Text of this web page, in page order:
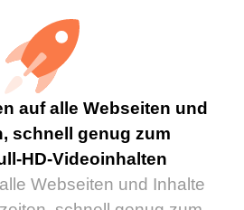
auf alle Webseiten und
schnell genug zum
HD-Videoinhalten
Webseiten und Inhalte